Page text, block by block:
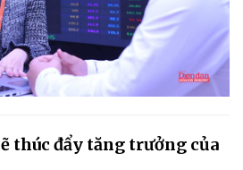
thúc đẩy tăng trưởng của